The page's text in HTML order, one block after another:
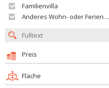
Familienvilla
Anderes Wohn- oder Ferienobjekt
Preis
Fläche